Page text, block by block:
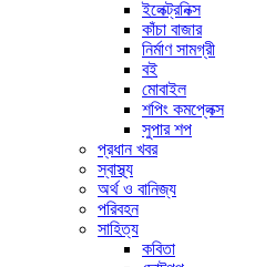
ইলেক্ট্রনিক্স
কাঁচা বাজার
নির্মাণ সামগ্রী
বই
মোবাইল
শপিং কমপ্লেক্স
সুপার শপ
প্রধান খবর
স্বাস্থ্য
অর্থ ও বানিজ্য
পরিবহন
সাহিত্য
কবিতা